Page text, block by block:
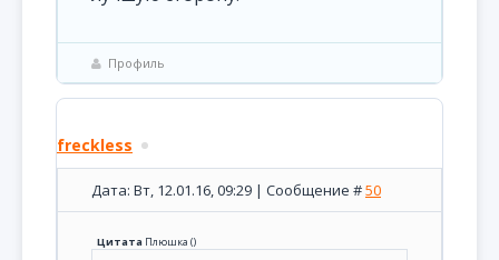
Профиль
freckless
Дата: Вт, 12.01.16, 09:29 | Сообщение #50
Цитата Плюшка ()